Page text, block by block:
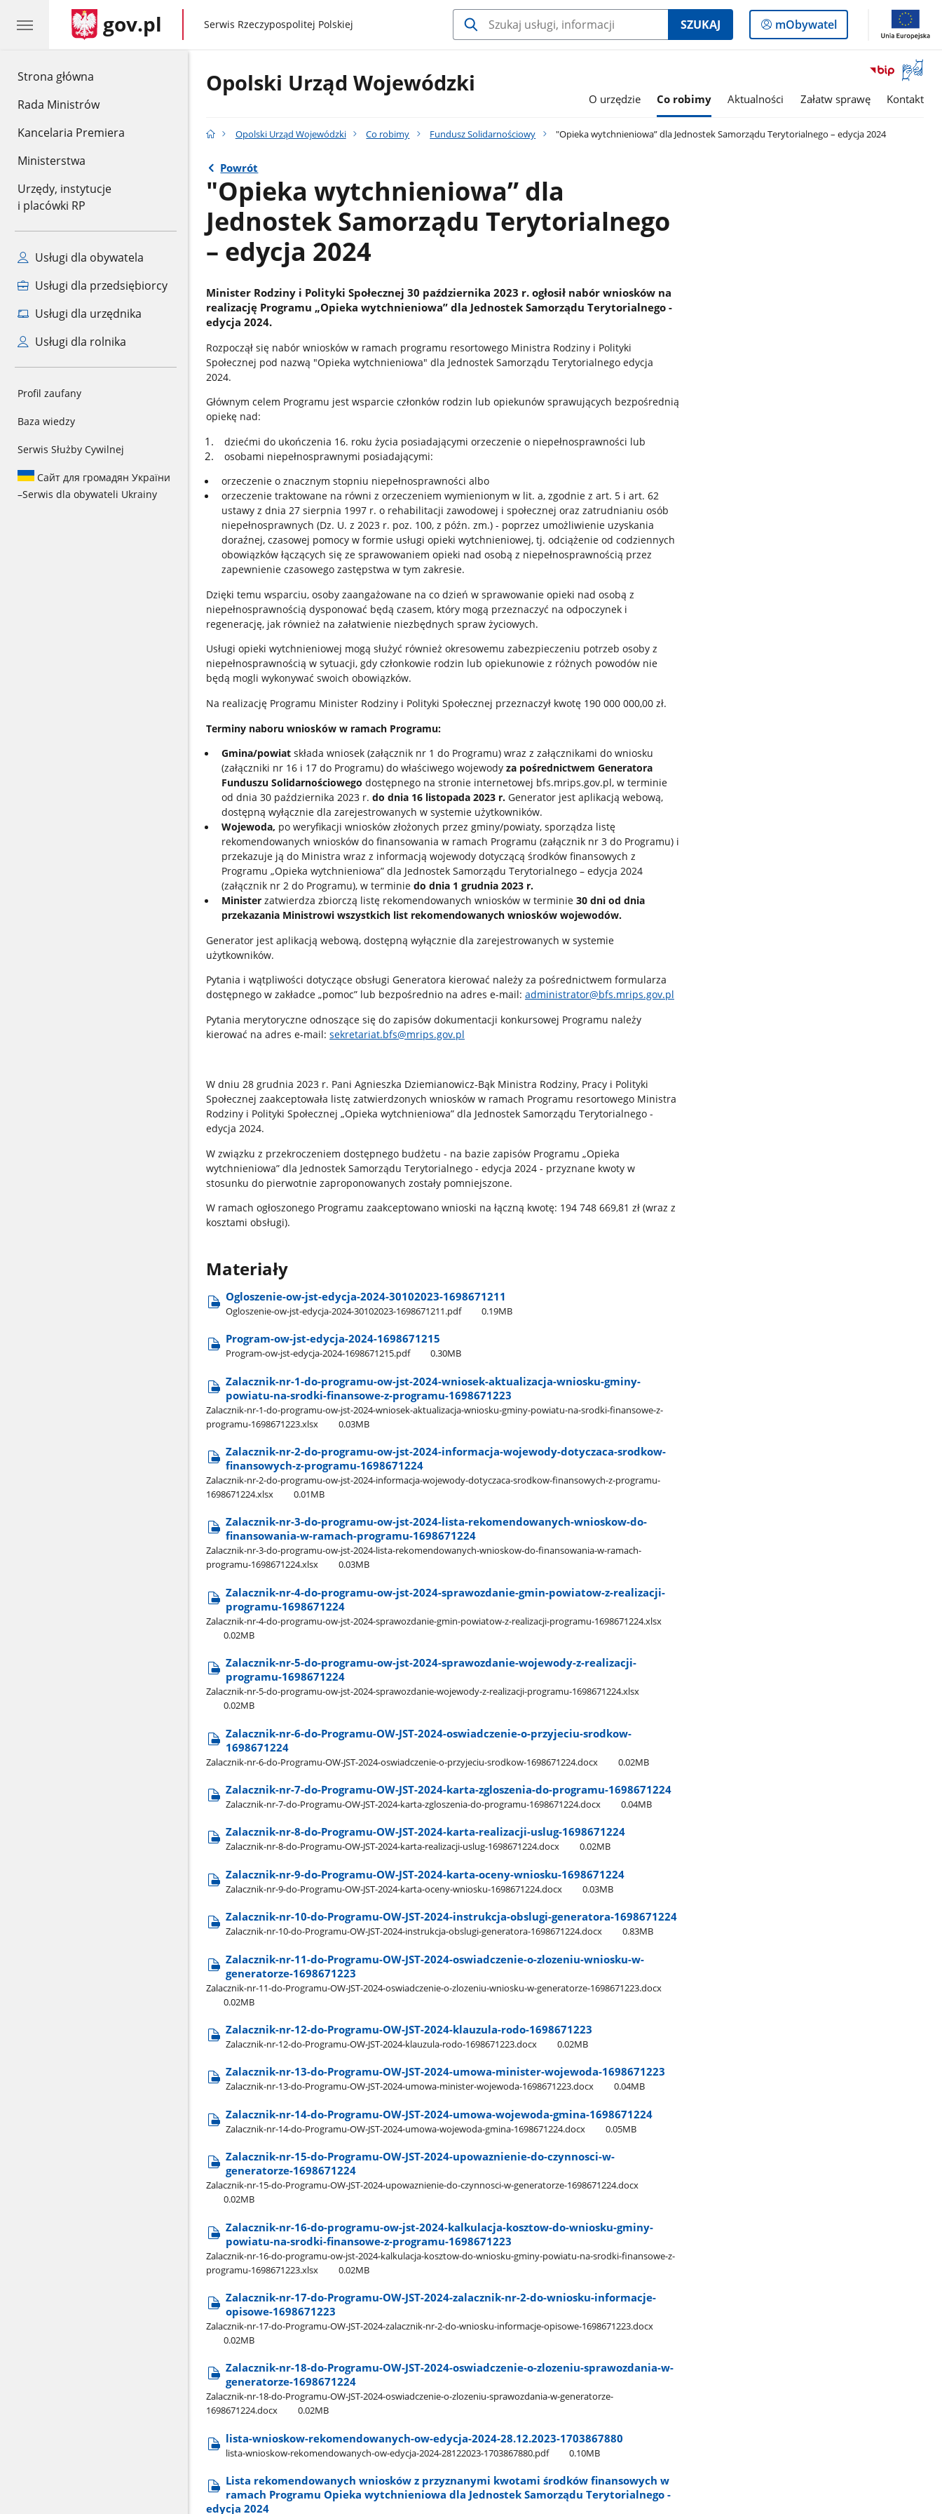
Strona główna
Rada Ministrów
Kancelaria Premiera
Ministerstwa
Urzędy, instytucje
i placówki RP
Usługi dla obywatela
Usługi dla przedsiębiorcy
Usługi dla urzędnika
Usługi dla rolnika
Profil zaufany
Baza wiedzy
Serwis Służby Cywilnej
Сайт для громадян України
–Serwis dla obywateli Ukrainy
gov.pl gov.pl
Serwis Rzeczypospolitej Polskiej SZUKAJ
Logowanie
do
mObywatel
Otwórz
okno
z
Opolski Urząd Wojewódzki
O urzędzie Co robimy Aktualności Załatw sprawę Kontakt
Opolski Urząd Wojewódzki Co robimy Fundusz Solidarnościowy "Opieka wytchnieniowa” dla Jednostek Samorządu Terytorialnego – edycja 2024
Powrót
"Opieka wytchnieniowa” dla
Jednostek Samorządu Terytorialnego
– edycja 2024
Minister Rodziny i Polityki Społecznej 30 października 2023 r. ogłosił nabór wniosków na
realizację Programu „Opieka wytchnieniowa” dla Jednostek Samorządu Terytorialnego -
edycja 2024.
Rozpoczął się nabór wniosków w ramach programu resortowego Ministra Rodziny i Polityki
Społecznej pod nazwą "Opieka wytchnieniowa" dla Jednostek Samorządu Terytorialnego edycja
2024.
Głównym celem Programu jest wsparcie członków rodzin lub opiekunów sprawujących bezpośrednią
opiekę nad:
dziećmi do ukończenia 16. roku życia posiadającymi orzeczenie o niepełnosprawności lub
osobami niepełnosprawnymi posiadającymi:
orzeczenie o znacznym stopniu niepełnosprawności albo
orzeczenie traktowane na równi z orzeczeniem wymienionym w lit. a, zgodnie z art. 5 i art. 62
ustawy z dnia 27 sierpnia 1997 r. o rehabilitacji zawodowej i społecznej oraz zatrudnianiu osób
niepełnosprawnych (Dz. U. z 2023 r. poz. 100, z późn. zm.) - poprzez umożliwienie uzyskania
doraźnej, czasowej pomocy w formie usługi opieki wytchnieniowej, tj. odciążenie od codziennych
obowiązków łączących się ze sprawowaniem opieki nad osobą z niepełnosprawnością przez
zapewnienie czasowego zastępstwa w tym zakresie.
Dzięki temu wsparciu, osoby zaangażowane na co dzień w sprawowanie opieki nad osobą z
niepełnosprawnością dysponować będą czasem, który mogą przeznaczyć na odpoczynek i
regenerację, jak również na załatwienie niezbędnych spraw życiowych.
Usługi opieki wytchnieniowej mogą służyć również okresowemu zabezpieczeniu potrzeb osoby z
niepełnosprawnością w sytuacji, gdy członkowie rodzin lub opiekunowie z różnych powodów nie
będą mogli wykonywać swoich obowiązków.
Na realizację Programu Minister Rodziny i Polityki Społecznej przeznaczył kwotę 190 000 000,00 zł.
Terminy naboru wniosków w ramach Programu:
Gmina/powiatskłada wniosek (załącznik nr 1 do Programu) wraz z załącznikami do wniosku
(załączniki nr 16 i 17 do Programu) do właściwego wojewody za pośrednictwem Generatora
Funduszu Solidarnościowego dostępnego na stronie internetowej bfs.mrips.gov.pl, w terminie
od dnia 30 października 2023 r. do dnia 16 listopada 2023 r.Generator jest aplikacją webową,
dostępną wyłącznie dla zarejestrowanych w systemie użytkowników.
Wojewoda, po weryfikacji wniosków złożonych przez gminy/powiaty, sporządza listę
rekomendowanych wniosków do finansowania w ramach Programu (załącznik nr 3 do Programu) i
przekazuje ją do Ministra wraz z informacją wojewody dotyczącą środków finansowych z
Programu „Opieka wytchnieniowa” dla Jednostek Samorządu Terytorialnego – edycja 2024
(załącznik nr 2 do Programu), w terminie do dnia 1 grudnia 2023 r.
Minister zatwierdza zbiorczą listę rekomendowanych wniosków w terminie 30 dni od dnia
przekazania Ministrowi wszystkich list rekomendowanych wniosków wojewodów.
Generator jest aplikacją webową, dostępną wyłącznie dla zarejestrowanych w systemie
użytkowników.
Pytania i wątpliwości dotyczące obsługi Generatora kierować należy za pośrednictwem formularza
dostępnego w zakładce „pomoc” lub bezpośrednio na adres e-mail: administrator@bfs.mrips.gov.pl
Pytania merytoryczne odnoszące się do zapisów dokumentacji konkursowej Programu należy
kierować na adres e-mail: sekretariat.bfs@mrips.gov.pl
W dniu 28 grudnia 2023 r. Pani Agnieszka Dziemianowicz-Bąk Ministra Rodziny, Pracy i Polityki
Społecznej zaakceptowała listę zatwierdzonych wniosków w ramach Programu resortowego Ministra
Rodziny i Polityki Społecznej „Opieka wytchnieniowa” dla Jednostek Samorządu Terytorialnego -
edycja 2024.
W związku z przekroczeniem dostępnego budżetu - na bazie zapisów Programu „Opieka
wytchnieniowa” dla Jednostek Samorządu Terytorialnego - edycja 2024 - przyznane kwoty w
stosunku do pierwotnie zaproponowanych zostały pomniejszone.
W ramach ogłoszonego Programu zaakceptowano wnioski na łączną kwotę: 194 748 669,81 zł (wraz z
kosztami obsługi).
Materiały
Ogloszenie-ow-jst-edycja-2024-30102023-1698671211
Ogloszenie-ow-jst-edycja-2024-30102023-1698671211.pdf 0.19MB
Program-ow-jst-edycja-2024-1698671215
Program-ow-jst-edycja-2024-1698671215.pdf 0.30MB
Zalacznik-nr-1-do-programu-ow-jst-2024-wniosek-aktualizacja-wniosku-gminy-
powiatu-na-srodki-finansowe-z-programu-1698671223
Zalacznik-nr-1-do-programu-ow-jst-2024-wniosek-aktualizacja-wniosku-gminy-powiatu-na-srodki-finansowe-z-
programu-1698671223.xlsx
0.03MB
Zalacznik-nr-2-do-programu-ow-jst-2024-informacja-wojewody-dotyczaca-srodkow-
finansowych-z-programu-1698671224
Zalacznik-nr-2-do-programu-ow-jst-2024-informacja-wojewody-dotyczaca-srodkow-finansowych-z-programu-
1698671224.xlsx
0.01MB
Zalacznik-nr-3-do-programu-ow-jst-2024-lista-rekomendowanych-wnioskow-do-
finansowania-w-ramach-programu-1698671224
Zalacznik-nr-3-do-programu-ow-jst-2024-lista-rekomendowanych-wnioskow-do-finansowania-w-ramach-
programu-1698671224.xlsx
0.03MB
Zalacznik-nr-4-do-programu-ow-jst-2024-sprawozdanie-gmin-powiatow-z-realizacji-
programu-1698671224
Zalacznik-nr-4-do-programu-ow-jst-2024-sprawozdanie-gmin-powiatow-z-realizacji-programu-1698671224.xlsx
0.02MB
Zalacznik-nr-5-do-programu-ow-jst-2024-sprawozdanie-wojewody-z-realizacji-
programu-1698671224
Zalacznik-nr-5-do-programu-ow-jst-2024-sprawozdanie-wojewody-z-realizacji-programu-1698671224.xlsx
0.02MB
Zalacznik-nr-6-do-Programu-OW-JST-2024-oswiadczenie-o-przyjeciu-srodkow-
1698671224
Zalacznik-nr-6-do-Programu-OW-JST-2024-oswiadczenie-o-przyjeciu-srodkow-1698671224.docx 0.02MB
Zalacznik-nr-7-do-Programu-OW-JST-2024-karta-zgloszenia-do-programu-1698671224
Zalacznik-nr-7-do-Programu-OW-JST-2024-karta-zgloszenia-do-programu-1698671224.docx 0.04MB
Zalacznik-nr-8-do-Programu-OW-JST-2024-karta-realizacji-uslug-1698671224
Zalacznik-nr-8-do-Programu-OW-JST-2024-karta-realizacji-uslug-1698671224.docx 0.02MB
Zalacznik-nr-9-do-Programu-OW-JST-2024-karta-oceny-wniosku-1698671224
Zalacznik-nr-9-do-Programu-OW-JST-2024-karta-oceny-wniosku-1698671224.docx 0.03MB
Zalacznik-nr-10-do-Programu-OW-JST-2024-instrukcja-obslugi-generatora-1698671224
Zalacznik-nr-10-do-Programu-OW-JST-2024-instrukcja-obslugi-generatora-1698671224.docx 0.83MB
Zalacznik-nr-11-do-Programu-OW-JST-2024-oswiadczenie-o-zlozeniu-wniosku-w-
generatorze-1698671223
Zalacznik-nr-11-do-Programu-OW-JST-2024-oswiadczenie-o-zlozeniu-wniosku-w-generatorze-1698671223.docx
0.02MB
Zalacznik-nr-12-do-Programu-OW-JST-2024-klauzula-rodo-1698671223
Zalacznik-nr-12-do-Programu-OW-JST-2024-klauzula-rodo-1698671223.docx 0.02MB
Zalacznik-nr-13-do-Programu-OW-JST-2024-umowa-minister-wojewoda-1698671223
Zalacznik-nr-13-do-Programu-OW-JST-2024-umowa-minister-wojewoda-1698671223.docx 0.04MB
Zalacznik-nr-14-do-Programu-OW-JST-2024-umowa-wojewoda-gmina-1698671224
Zalacznik-nr-14-do-Programu-OW-JST-2024-umowa-wojewoda-gmina-1698671224.docx 0.05MB
Zalacznik-nr-15-do-Programu-OW-JST-2024-upowaznienie-do-czynnosci-w-
generatorze-1698671224
Zalacznik-nr-15-do-Programu-OW-JST-2024-upowaznienie-do-czynnosci-w-generatorze-1698671224.docx
0.02MB
Zalacznik-nr-16-do-programu-ow-jst-2024-kalkulacja-kosztow-do-wniosku-gminy-
powiatu-na-srodki-finansowe-z-programu-1698671223
Zalacznik-nr-16-do-programu-ow-jst-2024-kalkulacja-kosztow-do-wniosku-gminy-powiatu-na-srodki-finansowe-z-
programu-1698671223.xlsx
0.02MB
Zalacznik-nr-17-do-Programu-OW-JST-2024-zalacznik-nr-2-do-wniosku-informacje-
opisowe-1698671223
Zalacznik-nr-17-do-Programu-OW-JST-2024-zalacznik-nr-2-do-wniosku-informacje-opisowe-1698671223.docx
0.02MB
Zalacznik-nr-18-do-Programu-OW-JST-2024-oswiadczenie-o-zlozeniu-sprawozdania-w-
generatorze-1698671224
Zalacznik-nr-18-do-Programu-OW-JST-2024-oswiadczenie-o-zlozeniu-sprawozdania-w-generatorze-
1698671224.docx
0.02MB
lista-wnioskow-rekomendowanych-ow-edycja-2024-28.12.2023-1703867880
lista-wnioskow-rekomendowanych-ow-edycja-2024-28122023-1703867880.pdf 0.10MB
Lista rekomendowanych wniosków z przyznanymi kwotami środków finansowych w
ramach Programu Opieka wytchnieniowa dla Jednostek Samorządu Terytorialnego -
edycja 2024